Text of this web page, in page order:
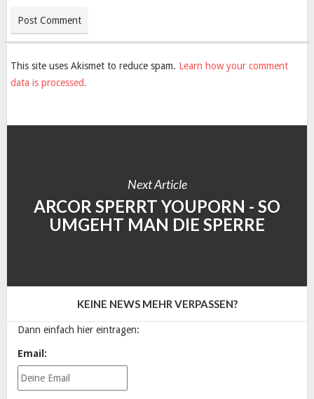
This site uses Akismet to reduce spam. Learn how your comment
data is processed.
Next Article
ARCOR SPERRT YOUPORN - SO
UMGEHT MAN DIE SPERRE
KEINE NEWS MEHR VERPASSEN?
Dann einfach hier eintragen:
Email: